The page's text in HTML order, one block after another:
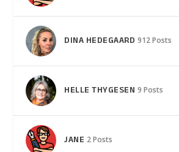
DINA HEDEGAARD 912 Posts
HELLE THYGESEN 9 Posts
JANE 2 Posts